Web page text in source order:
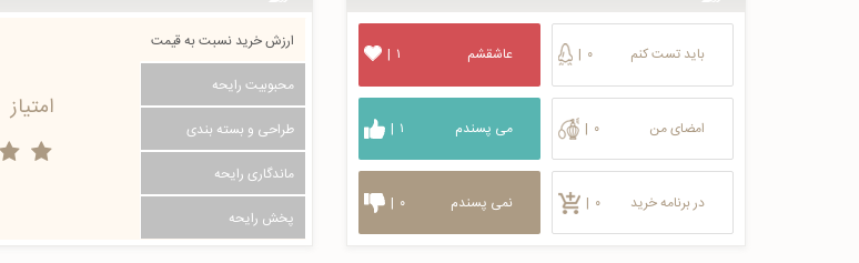
باید تست کنم | ۰
امضای من | ۰
در برنامه خرید | ۰
عاشقشم | ۱
می پسندم | ۱
نمی پسندم | ۰
ارزش خرید نسبت به قیمت
محبوبیت رایحه
طراحی و بسته بندی
ماندگاری رایحه
پخش رایحه
امتیاز